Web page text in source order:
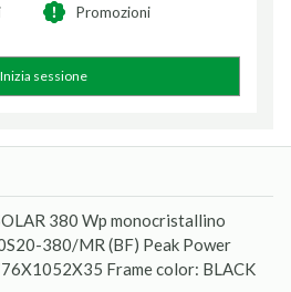
Promozioni
Inizia sessione
380 Wp monocristallino
380/MR (BF) Peak Power
Frame color: BLACK